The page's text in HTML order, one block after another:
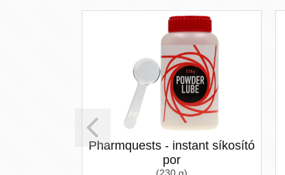
Pharmquests - instant síkosító
por